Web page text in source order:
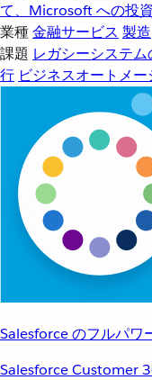
て、Microsoft への投
業種金融サービス 製造
課題 レガシーシステ
行 ビジネスオートメー
Salesforce のフルパワ
Salesforce Customer